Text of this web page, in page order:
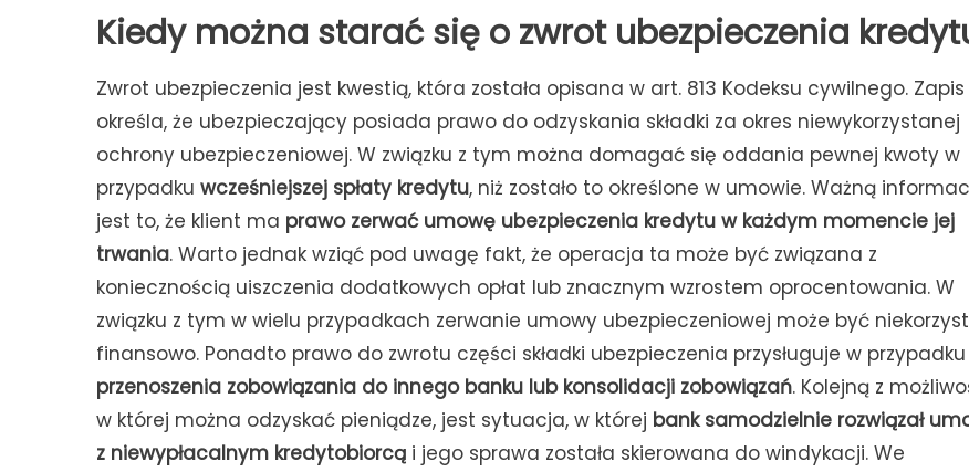
Kiedy można starać się o zwrot ubezpieczenia
Zwrot ubezpieczenia jest kwestią, która została opisana w art. 813 Kodeksu cywilnego.
określa, że ubezpieczający posiada prawo do odzyskania składki za okres niewykorzystanej
ochrony ubezpieczeniowej. W związku z tym można domagać się oddania pewnej kwoty w
przypadku wcześniejszej spłaty kredytu, niż zostało to określone w umowie. Ważną
jest to, że klient ma prawo zerwać umowę ubezpieczenia kredytu w każdym momencie jej
trwania. Warto jednak wziąć pod uwagę fakt, że operacja ta może być związana z
koniecznością uiszczenia dodatkowych opłat lub znacznym wzrostem oprocentowania. W
związku z tym w wielu przypadkach zerwanie umowy ubezpieczeniowej może być
finansowo. Ponadto prawo do zwrotu części składki ubezpieczenia przysługuje w przypadku
przenoszenia zobowiązania do innego banku lub konsolidacji zobowiązań. Kolejną z
w której można odzyskać pieniądze, jest sytuacja, w której bank samodzielnie rozwiązał
z niewypłacalnym kredytobiorcą i jego sprawa została skierowana do windykacji. We